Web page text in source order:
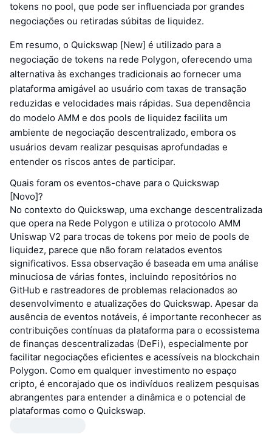
tokens no pool, que pode ser influenciada por grandes
negociações ou retiradas súbitas de liquidez.
Em resumo, o Quickswap [New] é utilizado para a
negociação de tokens na rede Polygon, oferecendo uma
alternativa às exchanges tradicionais ao fornecer uma
plataforma amigável ao usuário com taxas de transação
reduzidas e velocidades mais rápidas. Sua dependência
do modelo AMM e dos pools de liquidez facilita um
ambiente de negociação descentralizado, embora os
usuários devam realizar pesquisas aprofundadas e
entender os riscos antes de participar.
Quais foram os eventos-chave para o Quickswap
[Novo]?
No contexto do Quickswap, uma exchange descentralizada
que opera na Rede Polygon e utiliza o protocolo AMM
Uniswap V2 para trocas de tokens por meio de pools de
liquidez, parece que não foram relatados eventos
significativos. Essa observação é baseada em uma análise
minuciosa de várias fontes, incluindo repositórios no
GitHub e rastreadores de problemas relacionados ao
desenvolvimento e atualizações do Quickswap. Apesar da
ausência de eventos notáveis, é importante reconhecer as
contribuições contínuas da plataforma para o ecossistema
de finanças descentralizadas (DeFi), especialmente por
facilitar negociações eficientes e acessíveis na blockchain
Polygon. Como em qualquer investimento no espaço
cripto, é encorajado que os indivíduos realizem pesquisas
abrangentes para entender a dinâmica e o potencial de
plataformas como o Quickswap.